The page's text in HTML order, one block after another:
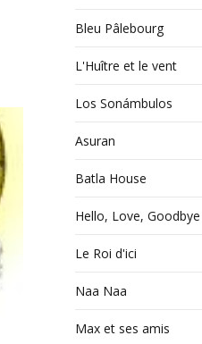
Bleu Pâlebourg
L'Huître et le vent
Los Sonámbulos
Asuran
Batla House
Hello, Love, Goodbye
Le Roi d'ici
Naa Naa
Max et ses amis